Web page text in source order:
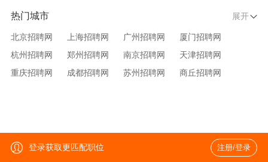
热门城市 展开
北京招聘网 上海招聘网 广州招聘网
厦门招聘网
杭州招聘网
郑州招聘网 南京招聘网
天津招聘网
重庆招聘网
成都招聘网 苏州招聘网
商丘招聘网
登录获取更匹配职位 注册/登录